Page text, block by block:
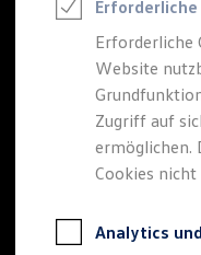
Leasing
Finanzierung
Kfz-
Erforderliche
Erforderliche
Website
Zugriff auf
ermöglichen.
Cookies
Analytics